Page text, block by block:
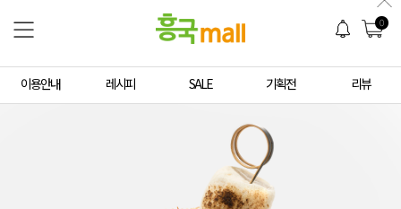
0
이용안내 레시피 SALE 기획전 리뷰